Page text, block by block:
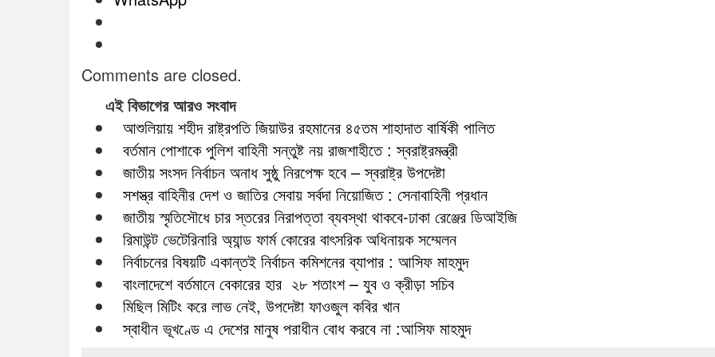
Comments are closed.
এই বিভাগের আরও সংবাদ
আশুলিয়ায় শহীদ রাষ্ট্রপতি জিয়াউর রহমানের ৪৫তম শাহাদাত বার্ষিকী পালিত
বর্তমান পোশাকে পুলিশ বাহিনী সন্তুষ্ট নয় রাজশাহীতে : স্বরাষ্ট্রমন্ত্রী
জাতীয় সংসদ নির্বাচন অনাধ সুষ্ঠু নিরপেক্ষ হবে – স্বরাষ্ট্র উপদেষ্টা
সশস্ত্র বাহিনীর দেশ ও জাতির সেবায় সর্বদা নিয়োজিত : সেনাবাহিনী প্রধান
জাতীয় স্মৃতিসৌধে চার স্তরের নিরাপত্তা ব্যবস্থা থাকবে-ঢাকা রেঞ্জের ডিআইজি
রিমাউন্ট ভেটেরিনারি অ্যান্ড ফার্ম কোরের বাৎসরিক অধিনায়ক সম্মেলন
নির্বাচনের বিষয়টি একান্তই নির্বাচন কমিশনের ব্যাপার : আসিফ মাহমুদ
বাংলাদেশে বর্তমানে বেকারের হার ২৮ শতাংশ – যুব ও ক্রীড়া সচিব
মিছিল মিটিং করে লাভ নেই, উপদেষ্টা ফাওজুল কবির খান
স্বাধীন ভূখণ্ডে এ দেশের মানুষ পরাধীন বোধ করবে না :আসিফ মাহমুদ